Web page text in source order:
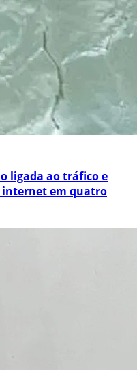
ligada ao tráfico e
internet em quatro